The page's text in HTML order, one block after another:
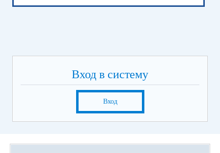
Вход в систему
Вход